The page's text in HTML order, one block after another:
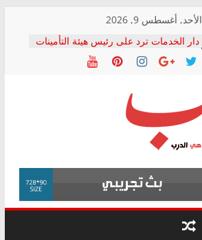
الأحد, أغسطس 9, 2026
دار الخدمات ترد على رئيس هيئة التأمينات
بعد مؤتمره الصحفي: إنكار الأزمة لا ينهي
معاناة أصحاب المعاشات.. ونطالب بكشف
فرحات سليمان يكتب: القطاع الصحي إلى
أين؟
حزب التحالف الشعبي يطلق لجنة “الحق
في الصحة” بالإسكندرية لرصد الانتهاكات
ودعم المرضى
الوزاري لمدينة الصحفيين.. وانتهاء أعمال
إنشاء المبنى الإداري
المجلس القومي لحقوق الإنسان يعلن
متابعة قضية الدكتور محمد زهران.. ويؤكد:
قرينة البراءة وضمانات المحاكمة العادلة